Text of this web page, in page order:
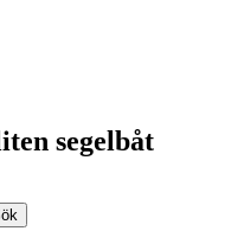
segelbåt